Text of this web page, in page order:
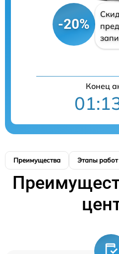
-20%
Конец
Преимущества Этапы работ